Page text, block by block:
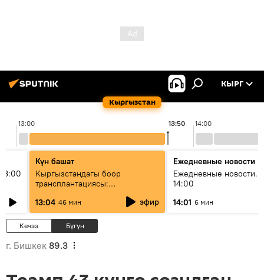
Кыргызстан
КЫРГ
13:00 14:00
13:50
Күн башат
Кыргызстандагы боор
трансплантациясы:
жетишкендиктер жана өнүгүү
келечеги
13:04 46 мин эфир
Ежедневные новости
Ежедневные новости.
14:00
14:01 6 мин
Кечээ Бүгүн
г. Бишкек 89.3